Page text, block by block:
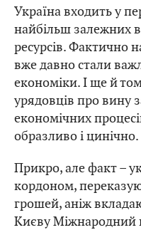
Україна входить у
найбільш залежних
ресурсів. Фактично
вже давно стали
економіки. І ще й
урядовців про вину
економічних
образливо і цинічно.
Прикро, але факт –
кордоном,
грошей, аніж
Києву Міжнародний